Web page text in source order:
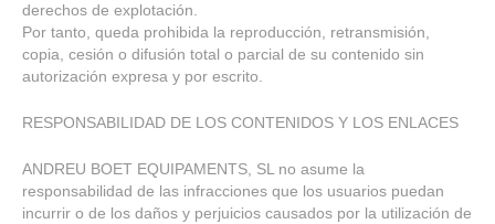
derechos de explotación.
Por tanto, queda prohibida la reproducción, retransmisión,
copia, cesión o difusión total o parcial de su contenido sin
autorización expresa y por escrito.
RESPONSABILIDAD DE LOS CONTENIDOS Y LOS ENLACES
ANDREU BOET EQUIPAMENTS, SL no asume la
responsabilidad de las infracciones que los usuarios puedan
incurrir o de los daños y perjuicios causados por la utilización de